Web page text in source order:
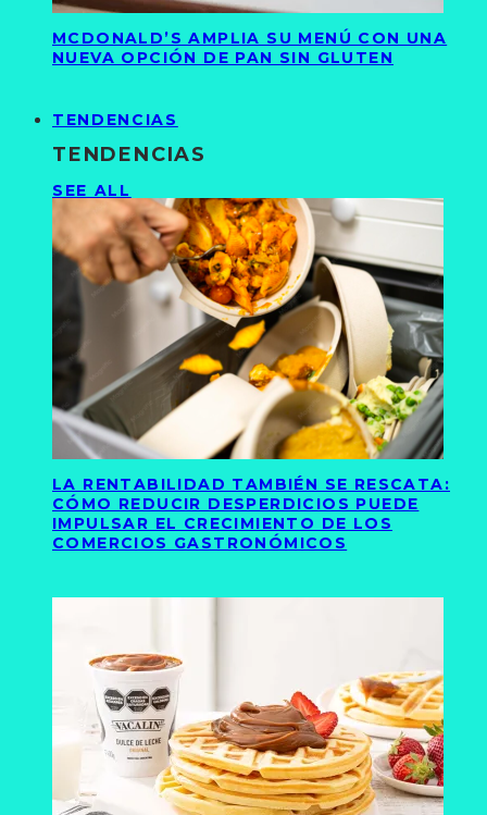
MCDONALD’S AMPLIA SU MENÚ CON UNA
NUEVA OPCIÓN DE PAN SIN GLUTEN
TENDENCIAS
TENDENCIAS
SEE ALL
LA RENTABILIDAD TAMBIÉN SE RESCATA:
CÓMO REDUCIR DESPERDICIOS PUEDE
IMPULSAR EL CRECIMIENTO DE LOS
COMERCIOS GASTRONÓMICOS